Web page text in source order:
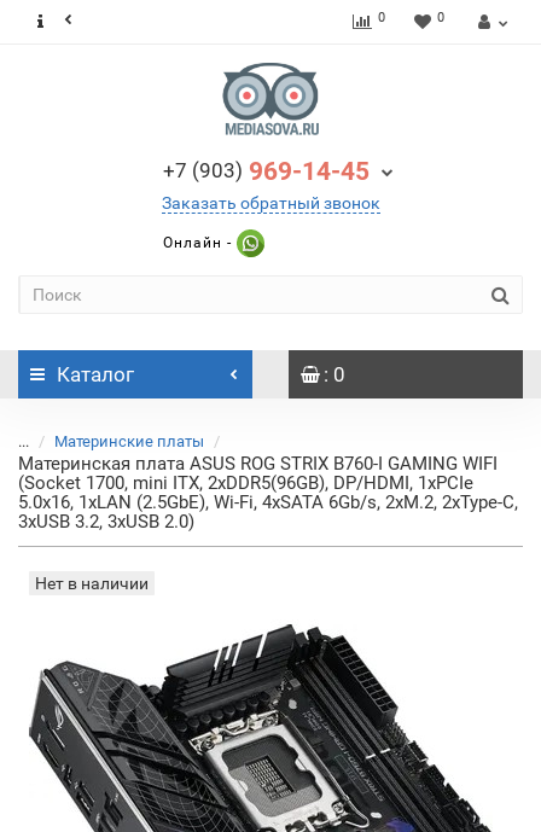
0 0
+7 (903) 969-14-45
Заказать обратный звонок
Онлайн -
Каталог : 0
... Материнские платы
Материнская плата ASUS ROG STRIX B760-I GAMING WIFI
(Socket 1700, mini ITX, 2xDDR5(96GB), DP/HDMI, 1xPCIe
5.0x16, 1xLAN (2.5GbE), Wi-Fi, 4xSATA 6Gb/s, 2xM.2, 2xType-C,
3xUSB 3.2, 3xUSB 2.0)
Нет в наличии